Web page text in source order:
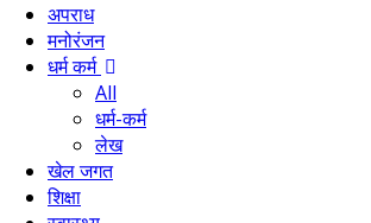
अपराध
मनोरंजन
धर्म कर्म
All
धर्म-कर्म
लेख
खेल जगत
शिक्षा